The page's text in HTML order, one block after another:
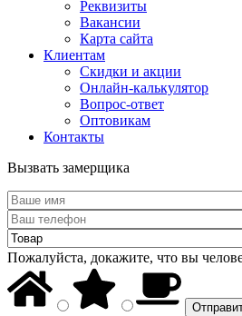
Реквизиты
Вакансии
Карта сайта
Клиентам
Скидки и акции
Онлайн-калькулятор
Вопрос-ответ
Оптовикам
Контакты
Вызвать замерщика
Пожалуйста, докажите, что вы